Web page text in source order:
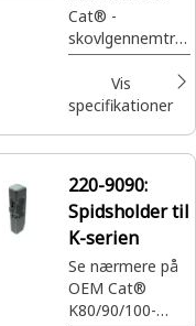
Cat® -
skovlgennemtræ
ngningsspids
Vis
specifikationer
220-9090:
Spidsholder til
K-serien
Se nærmere på
OEM Cat®
K80/90/100-